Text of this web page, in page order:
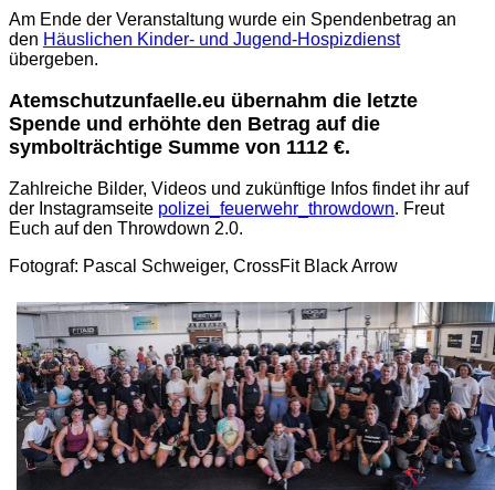
Am Ende der Veranstaltung wurde ein Spendenbetrag an
den Häuslichen Kinder- und Jugend-Hospizdienst
übergeben.
Atemschutzunfaelle.eu übernahm die letzte
Spende und erhöhte den Betrag auf die
symbolträchtige Summe von 1112 €.
Zahlreiche Bilder, Videos und zukünftige Infos findet ihr auf
der Instagramseite polizei_feuerwehr_throwdown. Freut
Euch auf den Throwdown 2.0.
Fotograf: Pascal Schweiger, CrossFit Black Arrow